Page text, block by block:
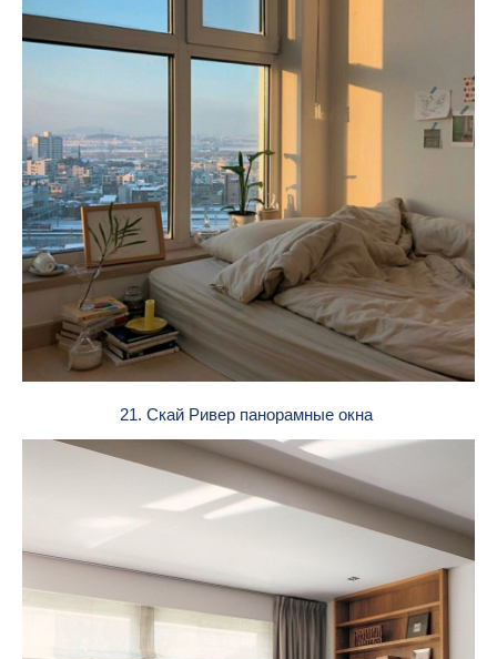
21. Скай Ривер панорамные окна